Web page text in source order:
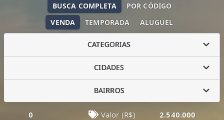
VENDA TEMPORADA ALUGUEL
BUSCA COMPLETA POR CÓDIGO
CATEGORIAS
CIDADES
BAIRROS
0 Valor (R$) 2.540.000